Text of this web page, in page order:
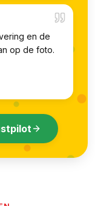
en de
op de foto.